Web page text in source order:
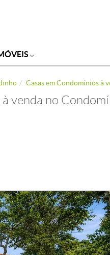
Casas em Condomínios à
venda no